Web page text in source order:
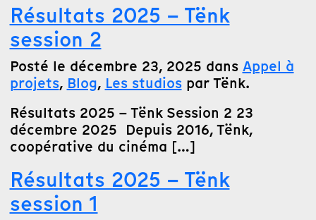
Résultats 2025 – Tënk
session 2
Posté le décembre 23, 2025 dans Appel à
projets, Blog, Les studiospar Tënk.
Résultats 2025 – Tënk Session 2 23
décembre 2025 Depuis 2016, Tënk,
coopérative du cinéma […]
Résultats 2025 – Tënk
session 1